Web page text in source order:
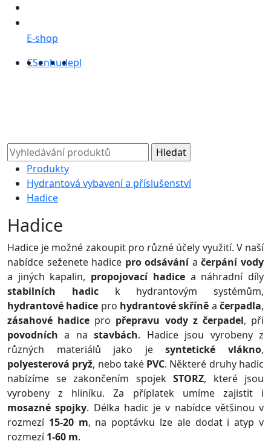
E-shop
CSenhudepl
Produkty
Hydrantová vybavení a příslušenství
Hadice
Hadice
Hadice je možné zakoupit pro různé účely využití. V naší
nabídce seženete hadice pro odsáváníačerpání vody
a jiných kapalin, propojovací hadicea náhradní díly
stabilních hadick hydrantovým systémům,
hydrantové hadice pro hydrantové skříně ačerpadla,
zásahové hadice pro přepravu vody z čerpadel, při
povodních a nastavbách. Hadice jsou vyrobeny z
různých materiálů jako jesyntetické vlákno,
polyesterová pryž, nebo také PVC. Některé druhy hadic
nabízíme se zakončením spojek STORZ, které jsou
vyrobeny z hliníku. Za příplatek umíme zajistit i
mosazné spojky. Délka hadic je v nabídce většinou v
rozmezí 15-20 m, na poptávku lze ale dodat i atyp v
rozmezí1-60 m.